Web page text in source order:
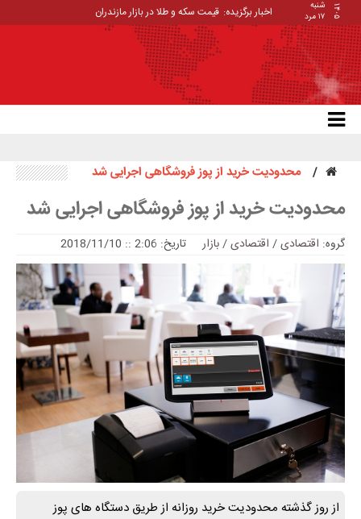
۱۴۰۵
شنبه
۱۷ مرد
اخبار برگزیده: قیمت سکه و طلا در بازار مازندران
محدودیت خرید از پوز فروشگاهی اجرایی شد
محدودیت خرید از پوز فروشگاهی اجرایی شد
گروه: اقتصادی/ اقتصادی / بازار تاریخ: 2:06 :: 2018/11/10
از روز گذشته محدودیت خرید روزانه از طریق دستگاه های پوز